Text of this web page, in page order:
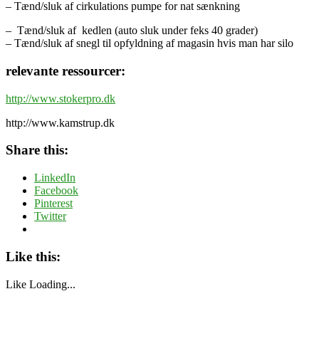
– Tænd/sluk af cirkulations pumpe for nat sænkning
– Tænd/sluk af kedlen (auto sluk under feks 40 grader)
– Tænd/sluk af snegl til opfyldning af magasin hvis man har silo
relevante ressourcer:
http://www.stokerpro.dk
http://www.kamstrup.dk
Share this:
LinkedIn
Facebook
Pinterest
Twitter
Like this:
Like Loading...